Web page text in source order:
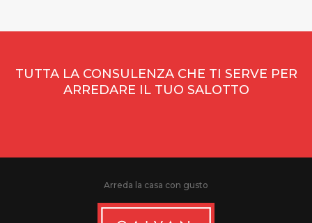
TUTTA LA CONSULENZA CHE TI SERVE PER
ARREDARE IL TUO SALOTTO
Arreda la casa con gusto